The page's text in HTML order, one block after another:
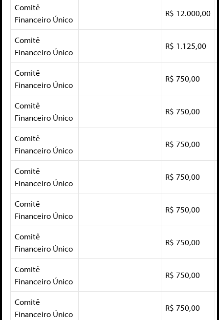
Comitê
Financeiro Único
R$ 12.000,00
Comitê
Financeiro Único
R$ 1.125,00
Comitê
Financeiro Único
R$ 750,00
Comitê
Financeiro Único
R$ 750,00
Comitê
Financeiro Único
R$ 750,00
Comitê
Financeiro Único
R$ 750,00
Comitê
Financeiro Único
R$ 750,00
Comitê
Financeiro Único
R$ 750,00
Comitê
Financeiro Único
R$ 750,00
Comitê
Financeiro Único
R$ 750,00